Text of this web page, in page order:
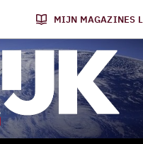
MIJN MAGAZINES